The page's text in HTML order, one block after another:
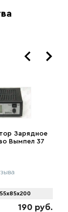
Зарядное
Вымпел 37
190 руб.